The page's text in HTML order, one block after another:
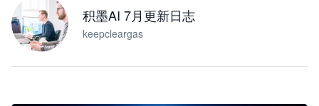
积墨AI 7月更新日志
keepcleargas